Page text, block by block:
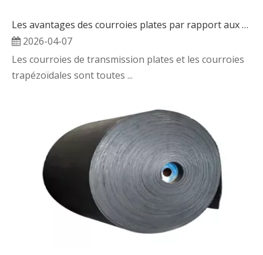
Les avantages des courroies plates par rapport aux courroies trapézoïdales
2026-04-07
Les courroies de transmission plates et les courroies
trapézoïdales sont toutes ...